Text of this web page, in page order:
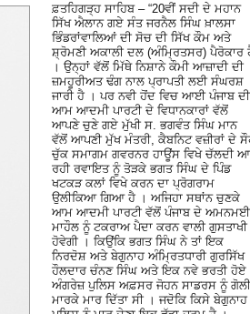
ਫ਼ਤਹਿਗੜ੍ਹ ਸਾਹਿਬ – “20ਵੀਂ ਸਦੀ ਦੇ ਮਹਾਨ
ਸਿੱਖ ਐਲਾਨ ਗਏ ਸੰਤ ਜਰਨੈਲ ਸਿੰਘ ਖ਼ਾਲਸਾ
ਭਿੰਡਰਾਂਵਾਲਿਆਂ ਦੀ ਸੋਚ ਦੀ ਸਿੱਖ ਕੌਮ ਅਤੇ
ਸ਼੍ਰੋਮਣੀ ਅਕਾਲੀ ਦਲ (ਅੰਮ੍ਰਿਤਸਰ) ਪੈਰੋਕਾਰ
। ਉਨ੍ਹਾਂ ਵੱਲੋਂ ਮਿੱਥੇ ਨਿਸ਼ਾਨੇ ਕੌਮੀ ਆਜ਼ਾਦੀ ਦੀ
ਜ਼ਮਹੂਰੀਅਤ ਢੰਗ ਨਾਲ ਪ੍ਰਾਪਤੀ ਲਈ ਸੰਘਰਸ਼
ਜਾਰੀ ਹੈ । ਪਰ ਨਵੀ ਹੋਂਦ ਵਿਚ ਆਈ ਪੰਜਾਬ ਦੀ
ਆਮ ਆਦਮੀ ਪਾਰਟੀ ਦੇ ਵਿਧਾਨਕਾਰਾਂ ਵੱਲੋਂ
ਆਪਣੇ ਚੁਣੇ ਗਏ ਮੁੱਖੀ ਸ. ਭਗਵੰਤ ਸਿੰਘ ਮਾਨ
ਵੱਲੋਂ ਆਪਣੀ ਮੁੱਖ ਮੰਤਰੀ, ਕੈਬਨਿਟ ਵਜ਼ੀਰਾਂ ਦੇ
ਚੁੱਕ ਸਮਾਗਮ ਗਵਰਨਰ ਹਾਊਂਸ ਵਿਖੇ ਚੱਲਦੀ ਆ
ਰਹੀ ਰਵਾਇਤ ਨੂੰ ਤੋੜਕੇ ਭਗਤ ਸਿੰਘ ਦੇ ਪਿੰਡ
ਖਟਕੜ ਕਲਾਂ ਵਿਖੇ ਕਰਨ ਦਾ ਪ੍ਰੋਗਰਾਮ
ਉਲੀਕਿਆ ਗਿਆ ਹੈ । ਅਜਿਹਾ ਸਥਾਂਨ ਚੁਣਕੇ
ਆਮ ਆਦਮੀ ਪਾਰਟੀ ਵੱਲੋਂ ਪੰਜਾਬ ਦੇ ਅਮਨਮਈ
ਮਾਹੌਲ ਨੂੰ ਟਕਰਾਅ ਪੈਦਾ ਕਰਨ ਵਾਲੀ ਗੁਸਤਾਖੀ
ਹੋਵੇਗੀ । ਕਿਉਂਕਿ ਭਗਤ ਸਿੰਘ ਨੇ ਤਾਂ ਇਕ
ਨਿਰਦੋਸ਼ ਅਤੇ ਬੇਗੁਨਾਹ ਅੰਮ੍ਰਿਤਧਾਰੀ ਗੁਰਸਿੱਖ
ਹੌਲਦਾਰ ਚੰਨਣ ਸਿੰਘ ਅਤੇ ਇਕ ਨਵੇ ਭਰਤੀ ਹੋਏ
ਅੰਗਰੇਜ਼ ਪੁਲਿਸ ਅਫ਼ਸਰ ਜੋਹਨ ਸਾਡਰਸ ਨੂੰ ਗੋਲੀ
ਮਾਰਕੇ ਮਾਰ ਦਿੱਤਾ ਸੀ । ਜਦੋਕਿ ਕਿਸੇ ਬੇਗੁਨਾਹ